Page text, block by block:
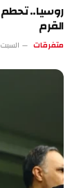
القرم
متفرقات السبت 04 أبريل 7:23 ص